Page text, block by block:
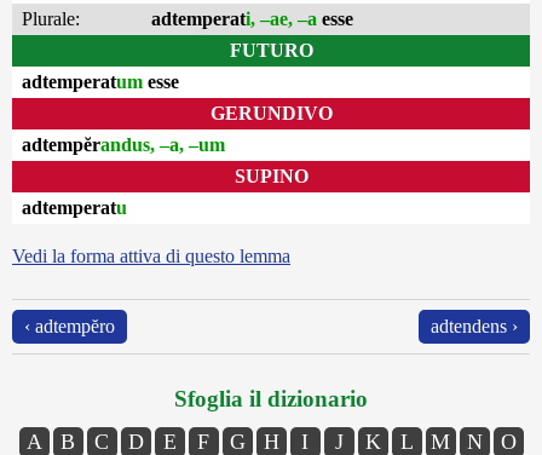
Plurale:
adtemperati, –ae, –a esse
FUTURO
adtemperatum esse
GERUNDIVO
adtempĕrandus, –a, –um
SUPINO
adtemperatu
Vedi la forma attiva di questo lemma
‹ adtempĕro adtendens ›
Sfoglia il dizionario
A B C D E F G H I J K L M N
O